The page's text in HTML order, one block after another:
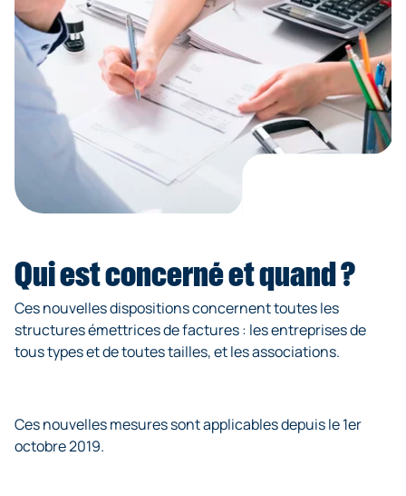
Qui est concerné et quand ?
Ces nouvelles dispositions concernent toutes les
structures émettrices de factures : les entreprises de
tous types et de toutes tailles, et les associations.
Ces nouvelles mesures sont applicables depuis le 1er
octobre 2019.